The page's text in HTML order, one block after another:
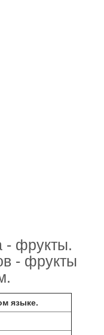
- фрукты.
- фрукты
языке.